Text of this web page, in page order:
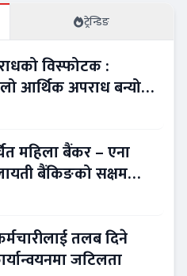
ट्रेन्डिङ
विस्फोटक :
आर्थिक अपराध बन्यो
महिला बैंकर – एना
बैंकिङको सक्षम
तलब दिने
जटिलता